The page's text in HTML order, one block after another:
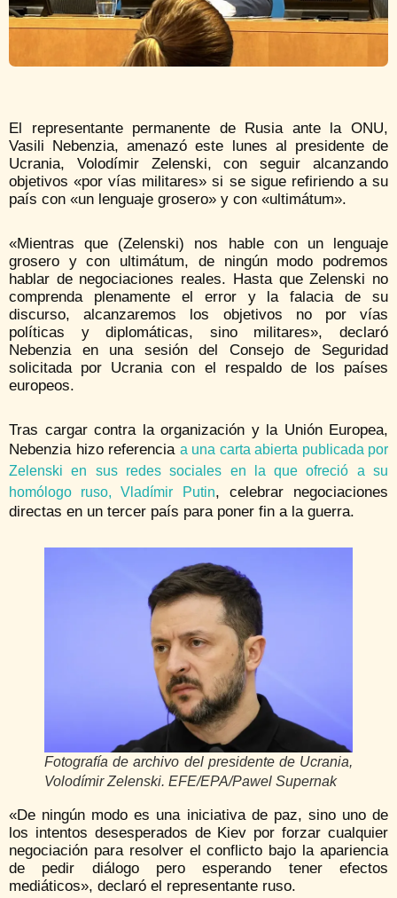
El representante permanente de Rusia ante la ONU,
Vasili Nebenzia, amenazó este lunes al presidente de
Ucrania, Volodímir Zelenski, con seguir alcanzando
objetivos «por vías militares» si se sigue refiriendo a su
país con «un lenguaje grosero» y con «ultimátum».
«Mientras que (Zelenski) nos hable con un lenguaje
grosero y con ultimátum, de ningún modo podremos
hablar de negociaciones reales. Hasta que Zelenski no
comprenda plenamente el error y la falacia de su
discurso, alcanzaremos los objetivos no por vías
políticas y diplomáticas, sino militares», declaró
Nebenzia en una sesión del Consejo de Seguridad
solicitada por Ucrania con el respaldo de los países
europeos.
Tras cargar contra la organización y la Unión Europea,
Nebenzia hizo referencia a una carta abierta publicada por
Zelenski en sus redes sociales en la que ofreció a su
homólogo ruso, Vladímir Putin, celebrar negociaciones
directas en un tercer país para poner fin a la guerra.
Fotografía de archivo del presidente de Ucrania,
Volodímir Zelenski. EFE/EPA/Pawel Supernak
«De ningún modo es una iniciativa de paz, sino uno de
los intentos desesperados de Kiev por forzar cualquier
negociación para resolver el conflicto bajo la apariencia
de pedir diálogo pero esperando tener efectos
mediáticos», declaró el representante ruso.